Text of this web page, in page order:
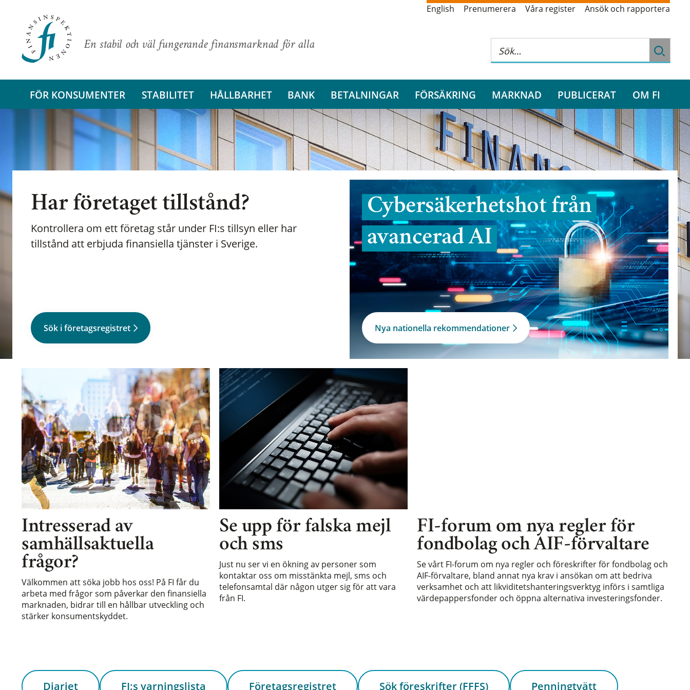
En stabil och väl fungerande finansmarknad för alla
English Prenumerera Våra register Ansök och rapportera
FÖR KONSUMENTER STABILITET HÅLLBARHET BANK BETALNINGAR FÖRSÄKRING MARKNAD PUBLICERAT OM FI
Har företaget tillstånd?
Kontrollera om ett företag står under FI:s tillsyn eller har
tillstånd att erbjuda finansiella tjänster i Sverige.
Sök i företagsregistret
Cybersäkerhetshot från
avancerad AI
Nya nationella rekommendationer
Intresserad av
samhällsaktuella
frågor?
Välkommen att söka jobb hos oss! På FI får du
arbeta med frågor som påverkar den finansiella
marknaden, bidrar till en hållbar utveckling och
stärker konsumentskyddet.
Se upp för falska mejl
och sms
Just nu ser vi en ökning av personer som
kontaktar oss om misstänkta mejl, sms och
telefonsamtal där någon utger sig för att vara
från FI.
FI-forum om nya regler för
fondbolag och AIF-förvaltare
Se vårt FI-forum om nya regler och föreskrifter för fondbolag och
AIF-förvaltare, bland annat nya krav i ansökan om att bedriva
verksamhet och att likviditetshanteringsverktyg införs i samtliga
värdepappersfonder och öppna alternativa investeringsfonder.
Diariet FI:s varningslista Företagsregistret Sök föreskrifter (FFFS) Penningtvätt